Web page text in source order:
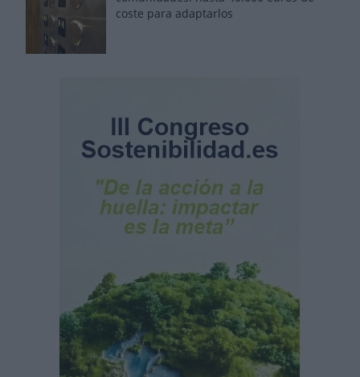
coste para adaptarlos